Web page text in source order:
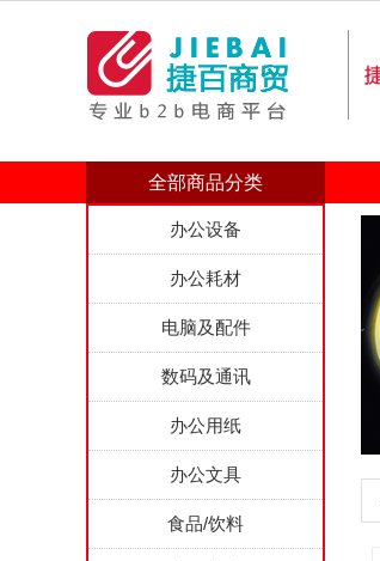
全部商品分类
办公设备
办公耗材
电脑及配件
数码及通讯
办公用纸
办公文具
食品/饮料